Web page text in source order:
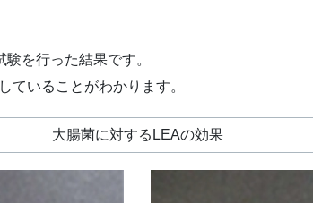
を行った結果です。
ていることがわかります。
大腸菌に対するLEAの効果